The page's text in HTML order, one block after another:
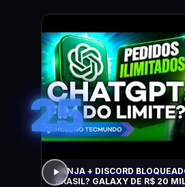
25
JANJA + DISCORD
BRASIL? GALAXY DE R$ 20